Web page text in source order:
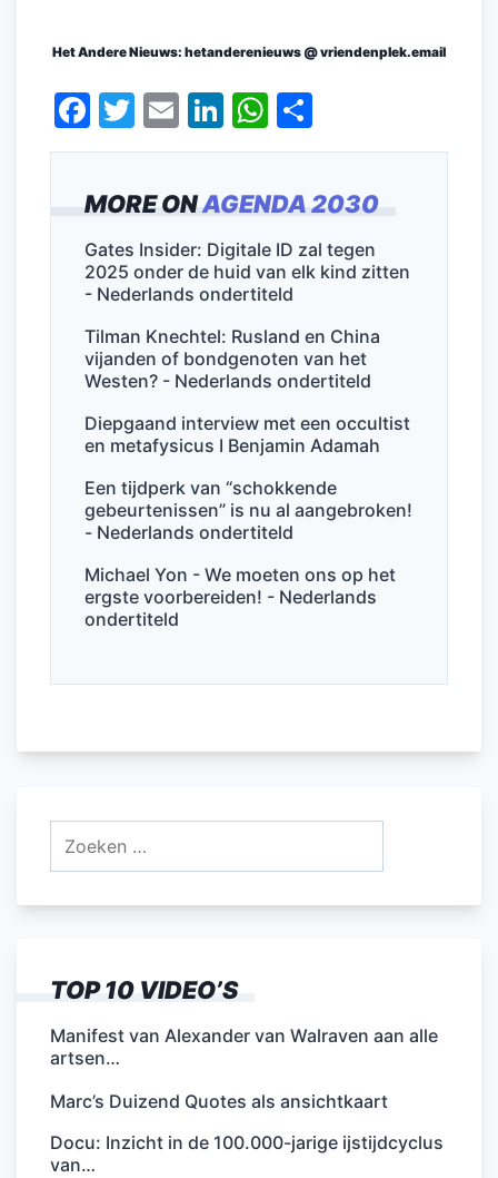
MORE ONAGENDA 2030
Gates Insider: Digitale ID zal tegen
2025 onder de huid van elk kind zitten
- Nederlands ondertiteld
Tilman Knechtel: Rusland en China
vijanden of bondgenoten van het
Westen? - Nederlands ondertiteld
Diepgaand interview met een occultist
en metafysicus I Benjamin Adamah
Een tijdperk van “schokkende
gebeurtenissen” is nu al aangebroken!
- Nederlands ondertiteld
Michael Yon - We moeten ons op het
ergste voorbereiden! - Nederlands
ondertiteld
Het Andere Nieuws: hetanderenieuws @ vriendenplek.email
F
a
e
b
o
o
k
T
w
er
E
m
l
Li
n
e
dI
n
W
h
s
A
p
p
el
n
TOP 10 VIDEO’S
Manifest van Alexander van Walraven aan alle
artsen…
Marc’s Duizend Quotes als ansichtkaart
Docu: Inzicht in de 100.000-jarige ijstijdcyclus
van…